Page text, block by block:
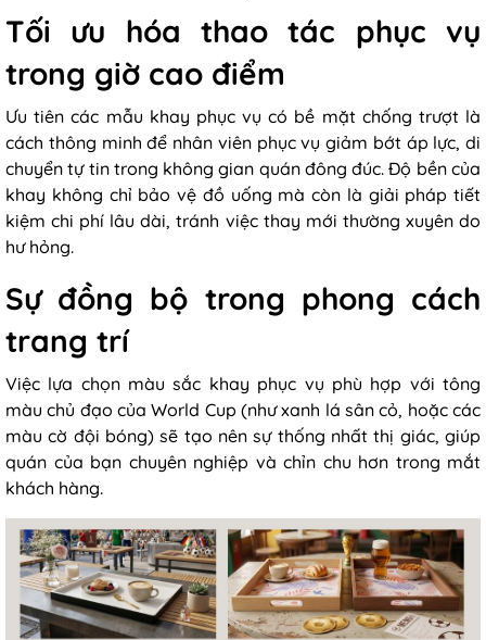
Tối ưu hóa thao tác phục vụ
trong giờ cao điểm
Ưu tiên các mẫu khay phục vụ có bề mặt chống trượt là
cách thông minh để nhân viên phục vụ giảm bớt áp lực, di
chuyển tự tin trong không gian quán đông đúc. Độ bền của
khay không chỉ bảo vệ đồ uống mà còn là giải pháp tiết
kiệm chi phí lâu dài, tránh việc thay mới thường xuyên do
hư hỏng.
Sự đồng bộ trong phong cách
trang trí
Việc lựa chọn màu sắc khay phục vụ phù hợp với tông
màu chủ đạo của World Cup (như xanh lá sân cỏ, hoặc các
màu cờ đội bóng) sẽ tạo nên sự thống nhất thị giác, giúp
quán của bạn chuyên nghiệp và chỉn chu hơn trong mắt
khách hàng.